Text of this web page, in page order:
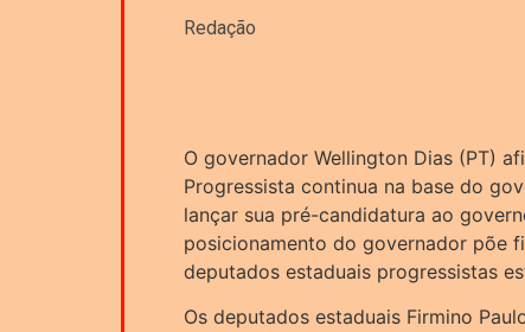
Redação
O governador Wellington Dias (PT)
Progressista continua na base do
lançar sua pré-candidatura ao
posicionamento do governador põe
deputados estaduais progressistas
Os deputados estaduais Firmino